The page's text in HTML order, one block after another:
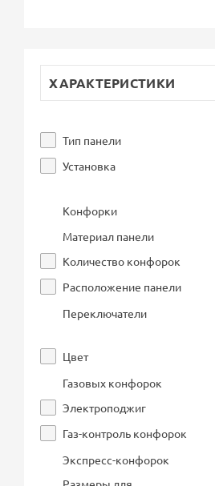
ХАРАКТЕРИСТИКИ
Тип панели
Установка
Конфорки
Материал панели
Количество конфорок
Расположение панели
Переключатели
Цвет
Газовых конфорок
Электроподжиг
Газ-контроль конфорок
Экспресс-конфорок